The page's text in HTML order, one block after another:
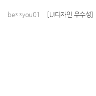
be**you01 [UI디자인 우수성]